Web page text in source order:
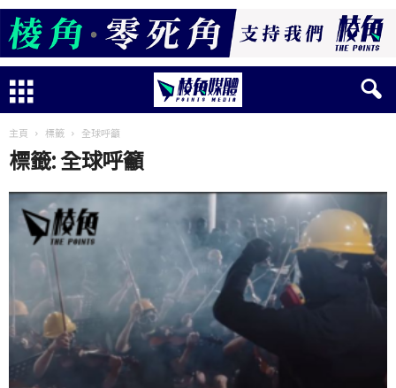
主頁 標籤 全球呼籲
標籤: 全球呼籲